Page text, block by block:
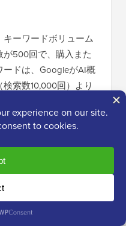
ーワードボリューム
が500回で、購入また
ドは、GoogleがAI概
索数10,000回）より
イトを訪問する必要
てましょう。
は、
に関するガイドをご覧